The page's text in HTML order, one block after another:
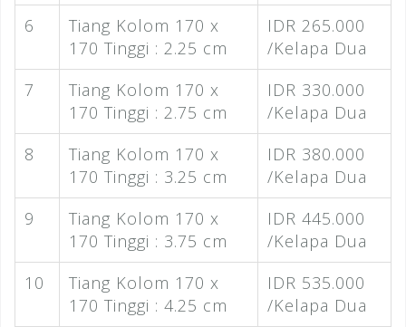
6
Tiang Kolom 170 x
170 Tinggi : 2.25 cm
IDR 265.000
/Kelapa Dua
7
Tiang Kolom 170 x
170 Tinggi : 2.75 cm
IDR 330.000
/Kelapa Dua
8
Tiang Kolom 170 x
170 Tinggi : 3.25 cm
IDR 380.000
/Kelapa Dua
9
Tiang Kolom 170 x
170 Tinggi : 3.75 cm
IDR 445.000
/Kelapa Dua
10
Tiang Kolom 170 x
170 Tinggi : 4.25 cm
IDR 535.000
/Kelapa Dua